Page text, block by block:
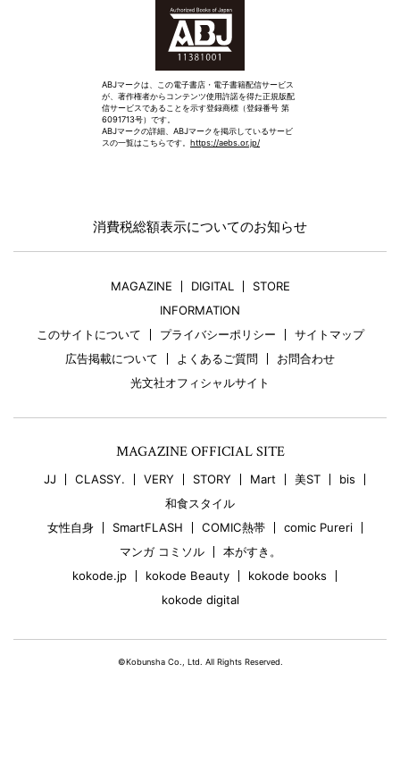
ABJマークは、この電子書店・電子書籍配信サービス
が、著作権者からコンテンツ使用許諾を得た正規版配
信サービスであることを示す登録商標（登録番号 第
6091713号）です。
ABJマークの詳細、ABJマークを掲示しているサービ
スの一覧はこちらです。 https://aebs.or.jp/
消費税総額表示についてのお知らせ
MAGAZINE DIGITAL
STORE
INFORMATION
このサイトについて
プライバシーポリシー
サイトマップ
広告掲載について
よくあるご質問
お問合わせ
光文社オフィシャルサイト
MAGAZINE OFFICIAL SITE
JJ CLASSY. VERY STORY Mart 美ST
bis
和食スタイル
女性自身
SmartFLASH COMIC熱帯
comic Pureri
マンガ コミソル
本がすき。
kokode.jp
kokode Beauty
kokode books
kokode digital
©Kobunsha Co., Ltd. All Rights Reserved.